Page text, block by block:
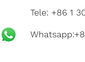
Tele: +86 1